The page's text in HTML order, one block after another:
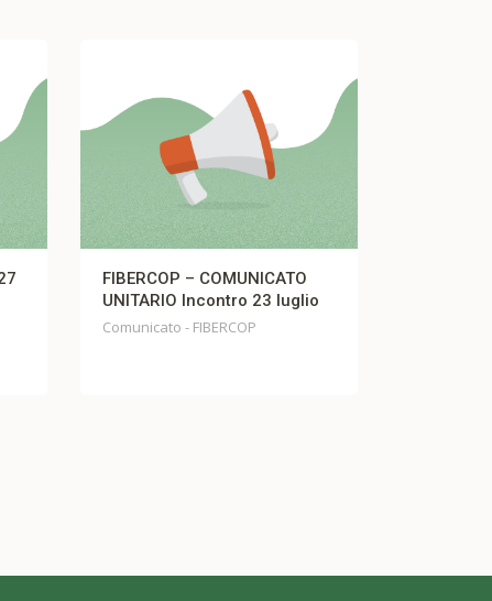
FIBERCOP – COMUNICATO
UNITARIO Incontro 23 luglio
Comunicato - FIBERCOP